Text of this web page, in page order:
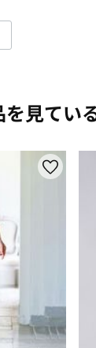
を見てい